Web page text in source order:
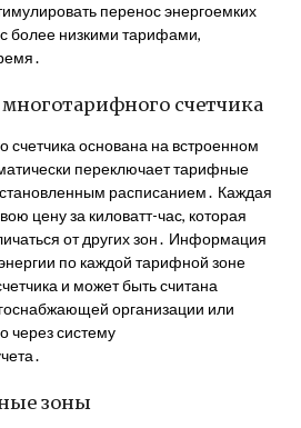
перенос энергоемких
более низкими тарифами,
счетчика
счетчика основана на встроенном
переключает тарифные
расписанием․ Каждая
цену за киловатт-час, которая
от других зон․ Информация
по каждой тарифной зоне
и может быть считана
организации или
через систему
зоны